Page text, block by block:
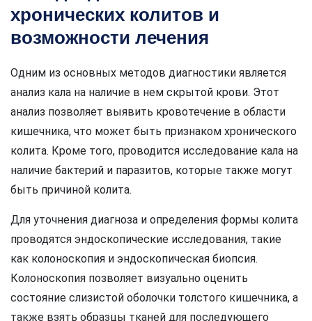
хронических колитов и
возможности лечения
Одним из основных методов диагностики является
анализ кала на наличие в нем скрытой крови. Этот
анализ позволяет выявить кровотечение в области
кишечника, что может быть признаком хронического
колита. Кроме того, проводится исследование кала на
наличие бактерий и паразитов, которые также могут
быть причиной колита.
Для уточнения диагноза и определения формы колита
проводятся эндоскопические исследования, такие
как колоноскопия и эндоскопическая биопсия.
Колоноскопия позволяет визуально оценить
состояние слизистой оболочки толстого кишечника, а
также взять образцы тканей для последующего